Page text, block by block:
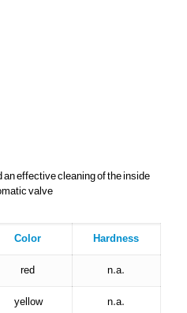
effective cleaning of the inside
valve
Color
Hardness
red
n.a.
yellow
n.a.